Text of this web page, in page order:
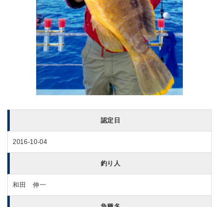
認定日
2016-10-04
釣り人
和田 伸一